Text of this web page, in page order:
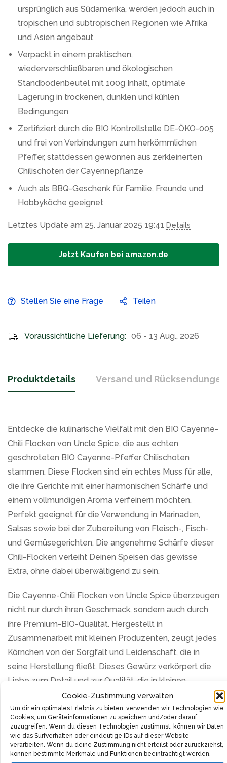
Cookie-Zustimmung verwalten
Um dir ein optimales Erlebnis zu bieten, verwenden wir Technologien wie
Cookies, um Geräteinformationen zu speichern und/oder darauf
zuzugreifen. Wenn du diesen Technologien zustimmst, können wir Daten
wie das Surfverhalten oder eindeutige IDs auf dieser Website
verarbeiten. Wenn du deine Zustimmung nicht erteilst oder zurückziehst,
können bestimmte Merkmale und Funktionen beeinträchtigt werden.
ursprünglich aus Südamerika, werden jedoch auch in
tropischen und subtropischen Regionen wie Afrika
und Asien angebaut
Verpackt in einem praktischen,
wiederverschließbaren und ökologischen
Standbodenbeutel mit 100g Inhalt, optimale
Lagerung in trockenen, dunklen und kühlen
Bedingungen
Zertifiziert durch die BIO Kontrollstelle DE-ÖKO-005
und frei von Verbindungen zum herkömmlichen
Pfeffer, stattdessen gewonnen aus zerkleinerten
Chilischoten der Cayennepflanze
Auch als BBQ-Geschenk für Familie, Freunde und
Hobbyköche geeignet
Letztes Update am 25. Januar 2025 19:41 Details
Jetzt Kaufen bei amazon.de
Stellen Sie eine Frage Teilen
Voraussichtliche Lieferung: 06 - 13 Aug., 2026
Produktdetails Versand und Rücksendungen
Entdecke die kulinarische Vielfalt mit den BIO Cayenne-
Chili Flocken von Uncle Spice, die aus echten
geschroteten BIO Cayenne-Pfeffer Chilischoten
stammen. Diese Flocken sind ein echtes Muss für alle,
die ihre Gerichte mit einer harmonischen Schärfe und
einem vollmundigen Aroma verfeinern möchten.
Perfekt geeignet für die Verwendung in Marinaden,
Salsas sowie bei der Zubereitung von Fleisch-, Fisch-
und Gemüsegerichten. Die angenehme Schärfe dieser
Chili-Flocken verleiht Deinen Speisen das gewisse
Extra, ohne dabei überwältigend zu sein.
Die Cayenne-Chili Flocken von Uncle Spice überzeugen
nicht nur durch ihren Geschmack, sondern auch durch
ihre Premium-BIO-Qualität. Hergestellt in
Zusammenarbeit mit kleinen Produzenten, zeugt jedes
Körnchen von der Sorgfalt und Leidenschaft, die in
seine Herstellung fließt. Dieses Gewürz verkörpert die
Liebe zum Detail und zur Qualität, die in kleinen
Manufakturen herrscht.
Die ursprüngliche Herkunft der Cayenne-Chilischoten
liegt in Südamerika, doch haben sie mittlerweile in
Küchen weltweit ihren festen Platz gefunden.